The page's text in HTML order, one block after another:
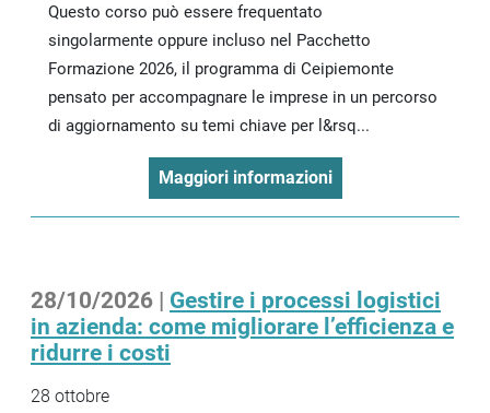
Questo corso può essere frequentato
singolarmente oppure incluso nel Pacchetto
Formazione 2026, il programma di Ceipiemonte
pensato per accompagnare le imprese in un percorso
di aggiornamento su temi chiave per l&rsq...
Maggiori informazioni
28/10/2026 | Gestire i processi logistici
in azienda: come migliorare l’efficienza e
ridurre i costi
28 ottobre